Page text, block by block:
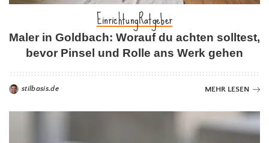
EinrichtungRatgeber
Maler in Goldbach: Worauf du achten solltest,
bevor Pinsel und Rolle ans Werk gehen
stilbasis.de MEHR LESEN